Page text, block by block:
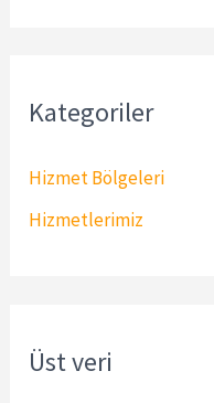
Kategoriler
Hizmet Bölgeleri
Hizmetlerimiz
Üst veri